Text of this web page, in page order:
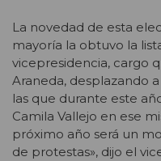
La novedad de esta
mayoría la obtuvo la
vicepresidencia, cargo
Araneda, desplazando
las que durante este
Camila Vallejo en ese
próximo año será un
de protestas», dijo el